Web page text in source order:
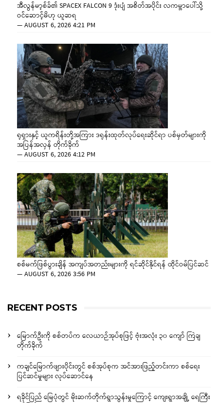
အီလွန်မာ့စ်ခ်၏ SPACEX FALCON 9 ဒုံးပျံ အစိတ်အပိုင်း လကမ္ဘာပေါ်သို့
ဝင်ဆောင့်မိဟု ယူဆရ
—AUGUST 6, 2026 4:21 PM
ရုရှားနှင့် ယူကရိန်းတို့အကြား ဒရုန်းထုတ်လုပ်ရေးဆိုင်ရာ ပစ်မှတ်များကို
အပြန်အလှန် တိုက်ခိုက်
—AUGUST 6, 2026 4:12 PM
စစ်မက်ဖြစ်ပွားချိန် အကျပ်အတည်းများကို ရင်ဆိုင်နိုင်ရန် ထိုင်ဝမ်ပြင်ဆင်
—AUGUST 6, 2026 3:56 PM
RECENT POSTS
မြောက်ဦးကို စစ်တပ်က လေယာဉ်အုပ်စုဖြင့် ဗုံးအလုံး ၃၀ ကျော် ကြဲချ
တိုက်ခိုက်
ကချင်မြောက်ဖျားပိုင်းတွင် စစ်အုပ်စုက အင်အားဖြည့်တင်းကာ စစ်ရေး
ပြင်ဆင်မှုများ လုပ်ဆောင်နေ
ရခိုင်ပြည် မြေပုံတွင် မိုးဆက်တိုက်ရွာသွန်းမှုကြောင့် ကျေးရွာအချို့ ရေကြီး